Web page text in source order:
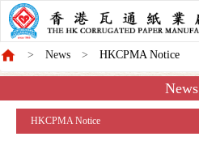
News HKCPMA Notice
News
HKCPMA Notice